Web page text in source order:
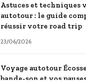
Astuces et techniques
autotour : le guide
réussir votre road trip
23/06/2026
Voyage autotour
bande-son et vos